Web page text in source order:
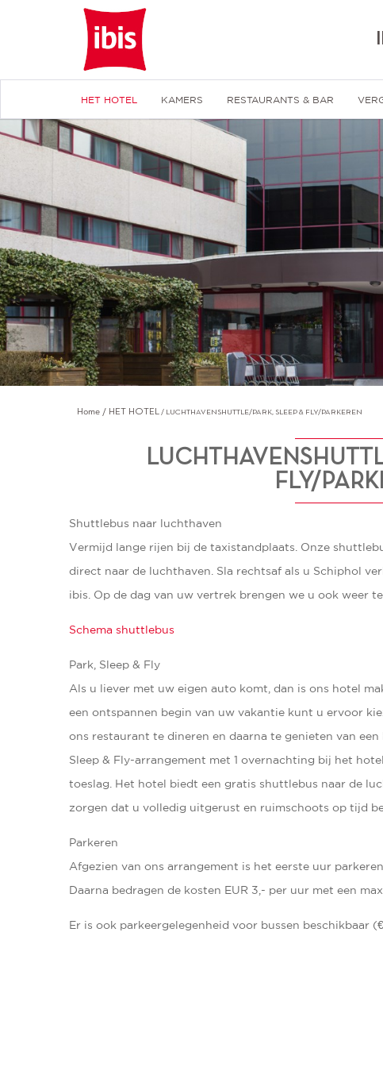
HET HOTEL KAMERS RESTAURANTS & BAR
Home HET HOTEL LUCHTHAVENSHUTTLE/PARK, SLEEP & FLY/PARKEREN
FLY/
Shuttlebus naar luchthaven
Vermijd lange rijen bij de taxistandplaats. Onze
direct naar de luchthaven. Sla rechtsaf als u Schiphol
ibis. Op de dag van uw vertrek brengen we u ook weer
Schema shuttlebus
Park, Sleep & Fly
Als u liever met uw eigen auto komt, dan is ons hotel
een ontspannen begin van uw vakantie kunt u ervoor
ons restaurant te dineren en daarna te genieten van
Sleep & Fly-arrangement met 1 overnachting bij het
toeslag. Het hotel biedt een gratis shuttlebus naar de
zorgen dat u volledig uitgerust en ruimschoots op tijd
Parkeren
Afgezien van ons arrangement is het eerste uur
Daarna bedragen de kosten EUR 3,- per uur met een
Er is ook parkeergelegenheid voor bussen beschikbaar